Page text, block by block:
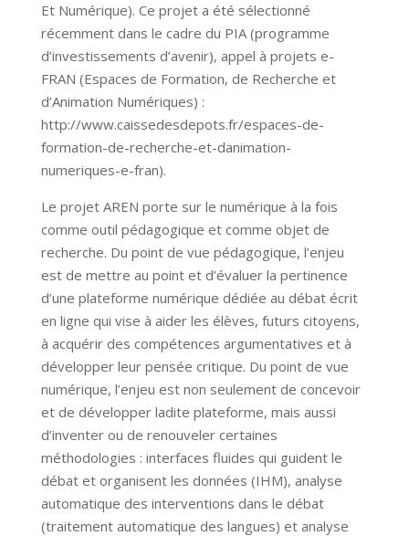
Et Numérique). Ce projet a été sélectionné
récemment dans le cadre du PIA (programme
d’investissements d’avenir), appel à projets e-
FRAN (Espaces de Formation, de Recherche et
d’Animation Numériques) :
http://www.caissedesdepots.fr/espaces-de-
formation-de-recherche-et-danimation-
numeriques-e-fran).
Le projet AREN porte sur le numérique à la fois
comme outil pédagogique et comme objet de
recherche. Du point de vue pédagogique, l’enjeu
est de mettre au point et d’évaluer la pertinence
d’une plateforme numérique dédiée au débat écrit
en ligne qui vise à aider les élèves, futurs citoyens,
à acquérir des compétences argumentatives et à
développer leur pensée critique. Du point de vue
numérique, l’enjeu est non seulement de concevoir
et de développer ladite plateforme, mais aussi
d’inventer ou de renouveler certaines
méthodologies : interfaces fluides qui guident le
débat et organisent les données (IHM), analyse
automatique des interventions dans le débat
(traitement automatique des langues) et analyse